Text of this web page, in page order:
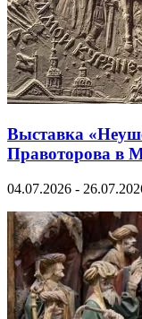
Выставка
Правоторова в
04.07.2026 -